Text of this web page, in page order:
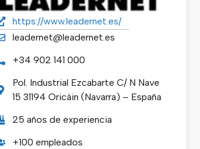
https://www.leadernet.es/
leadernet@leadernet.es
+34 902 141 000
Pol. Industrial Ezcabarte C/ N Nave
15 31194 Oricáin (Navarra) – España
25 años de experiencia
+100 empleados